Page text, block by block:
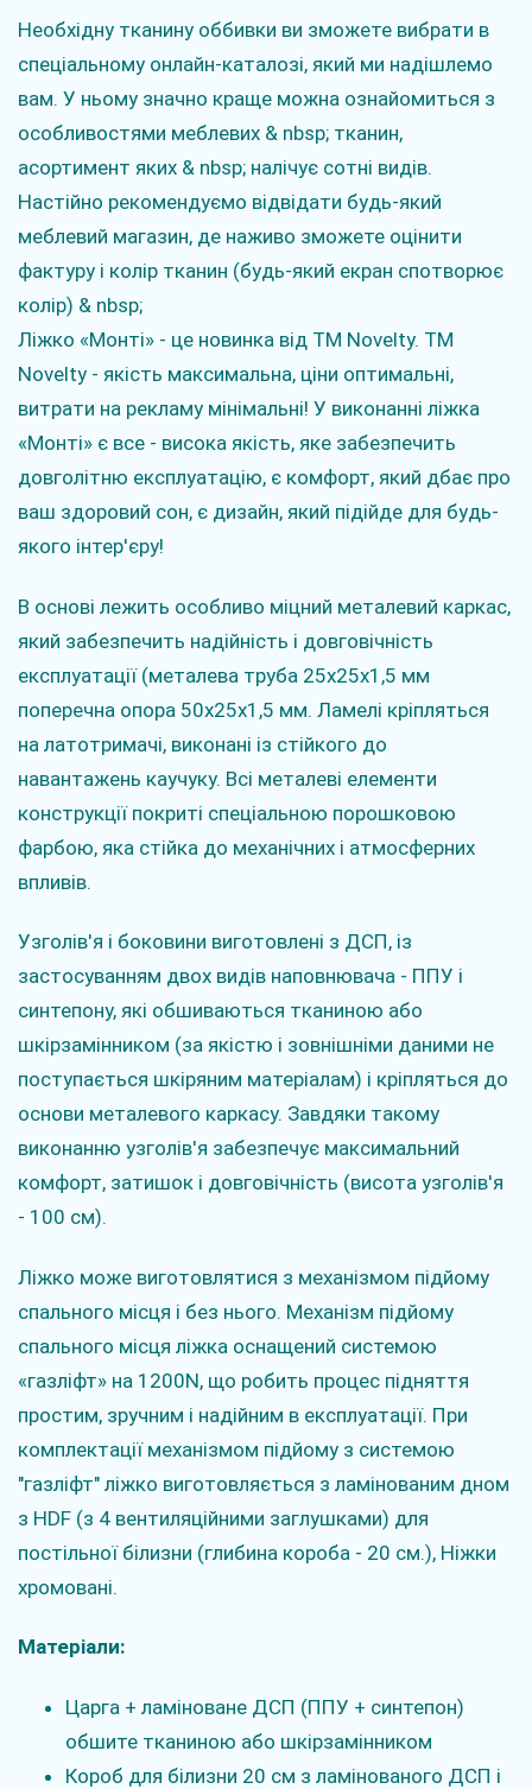
Необхідну тканину оббивки ви зможете вибрати в
спеціальному онлайн-каталозі, який ми надішлемо
вам. У ньому значно краще можна ознайомиться з
особливостями меблевих & nbsp; тканин,
асортимент яких & nbsp; налічує сотні видів.
Настійно рекомендуємо відвідати будь-який
меблевий магазин, де наживо зможете оцінити
фактуру і колір тканин (будь-який екран спотворює
колір) & nbsp;
Ліжко «Монті» - це новинка від ТМ Novelty. ТМ
Novelty - якість максимальна, ціни оптимальні,
витрати на рекламу мінімальні! У виконанні ліжка
«Монті» є все - висока якість, яке забезпечить
довголітню експлуатацію, є комфорт, який дбає про
ваш здоровий сон, є дизайн, який підійде для будь-
якого інтер'єру!
В основі лежить особливо міцний металевий каркас,
який забезпечить надійність і довговічність
експлуатації (металева труба 25x25x1,5 мм
поперечна опора 50x25x1,5 мм. Ламелі кріпляться
на латотримачі, виконані із стійкого до
навантажень каучуку. Всі металеві елементи
конструкції покриті спеціальною порошковою
фарбою, яка стійка до механічних і атмосферних
впливів.
Узголів'я і боковини виготовлені з ДСП, із
застосуванням двох видів наповнювача - ППУ і
синтепону, які обшиваються тканиною або
шкірзамінником (за якістю і зовнішніми даними не
поступається шкіряним матеріалам) і кріпляться до
основи металевого каркасу. Завдяки такому
виконанню узголів'я забезпечує максимальний
комфорт, затишок і довговічність (висота узголів'я
- 100 см).
Ліжко може виготовлятися з механізмом підйому
спального місця і без нього. Механізм підйому
спального місця ліжка оснащений системою
«газліфт» на 1200N, що робить процес підняття
простим, зручним і надійним в експлуатації. При
комплектації механізмом підйому з системою
"газліфт" ліжко виготовляється з ламінованим дном
з HDF (з 4 вентиляційними заглушками) для
постільної білизни (глибина короба - 20 см.), Ніжки
хромовані.
Матеріали:
Царга + ламіноване ДСП (ППУ + синтепон)
обшите тканиною або шкірзамінником
Короб для білизни 20 см з ламінованого ДСП і